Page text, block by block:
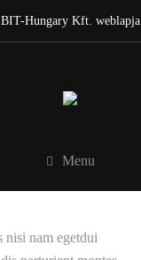
BIT-Hungary Kft. weblapja
Menu